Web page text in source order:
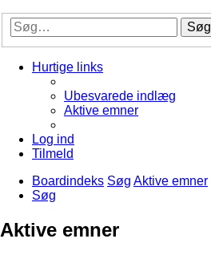
Søg
Hurtige links
Ubesvarede indlæg
Aktive emner
Log ind
Tilmeld
Boardindeks Søg Aktive emner
Søg
Aktive emner